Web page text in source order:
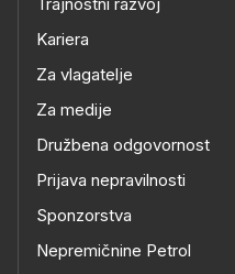
Kariera
Za vlagatelje
Za medije
Družbena odgovornost
Prijava nepravilnosti
Sponzorstva
Nepremičnine Petrol